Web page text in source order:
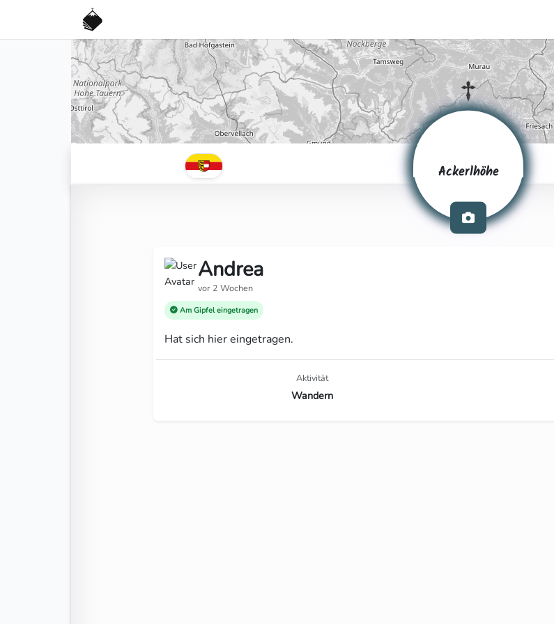
Ackerlhöhe
Andrea
vor 2 Wochen
Am Gipfel eingetragen
Hat sich hier eingetragen.
Aktivität
Wandern